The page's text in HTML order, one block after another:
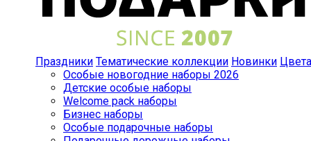
Праздники Тематические коллекции Новинки Цвета
Особые новогодние наборы 2026
Детские особые наборы
Welcome pack наборы
Бизнес наборы
Особые подарочные наборы